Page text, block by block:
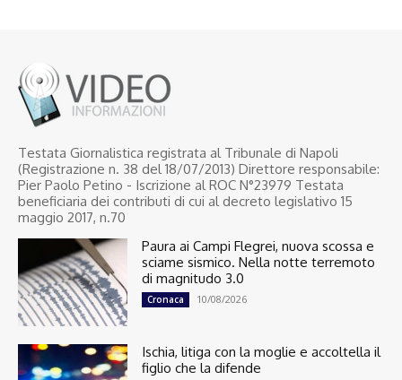
Testata Giornalistica registrata al Tribunale di Napoli
(Registrazione n. 38 del 18/07/2013) Direttore responsabile:
Pier Paolo Petino - Iscrizione al ROC N°23979 Testata
beneficiaria dei contributi di cui al decreto legislativo 15
maggio 2017, n.70
Paura ai Campi Flegrei, nuova scossa e
sciame sismico. Nella notte terremoto
di magnitudo 3.0
Cronaca 10/08/2026
Ischia, litiga con la moglie e accoltella il
figlio che la difende